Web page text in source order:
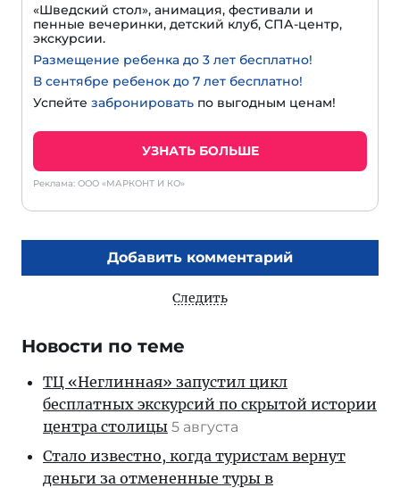
«Шведский стол», анимация, фестивали и
пенные вечеринки, детский клуб, СПА-центр,
экскурсии.
Размещение ребенка до 3 лет бесплатно!
В сентябре ребенок до 7 лет бесплатно!
Успейте забронировать по выгодным ценам!
УЗНАТЬ БОЛЬШЕ
Реклама: ООО «МАРКОНТ И КО»
Добавить комментарий
Следить
Новости по теме
ТЦ «Неглинная» запустил цикл
бесплатных экскурсий по скрытой истории
центра столицы 5 августа
Стало известно, когда туристам вернут
деньги за отмененные туры в